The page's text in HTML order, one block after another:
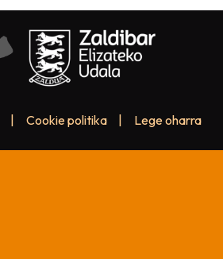
Cookie politika Lege oharra